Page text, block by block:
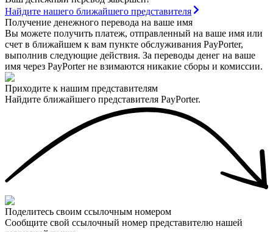
Найдите нашего ближайшего представителя
Получение денежного перевода на ваше имя
Вы можете получить платеж, отправленный на ваше имя или
счет в ближайшем к вам пункте обслуживания PayPorter,
выполнив следующие действия. За переводы денег на ваше
имя через PayPorter не взимаются никакие сборы и комиссии.
Приходите к нашим представителям
Найдите ближайшего представителя PayPorter.
Поделитесь своим ссылочным номером
Сообщите свой ссылочный номер представителю нашей